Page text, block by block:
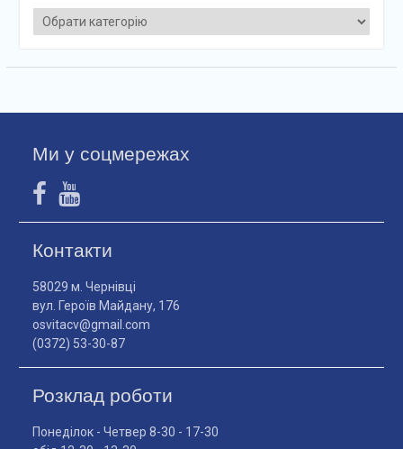
Категорії
Ми у соцмережах
Контакти
58029 м. Чернівці
вул. Героїв Майдану, 176
osvitacv@gmail.com
(0372) 53-30-87
Розклад роботи
Понеділок - Четвер 8-30 - 17-30